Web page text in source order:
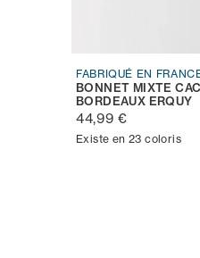
FABRIQUÉ EN
BONNET MIXTE
BORDEAUX ERQUY
44,99 €
Existe en 23 coloris